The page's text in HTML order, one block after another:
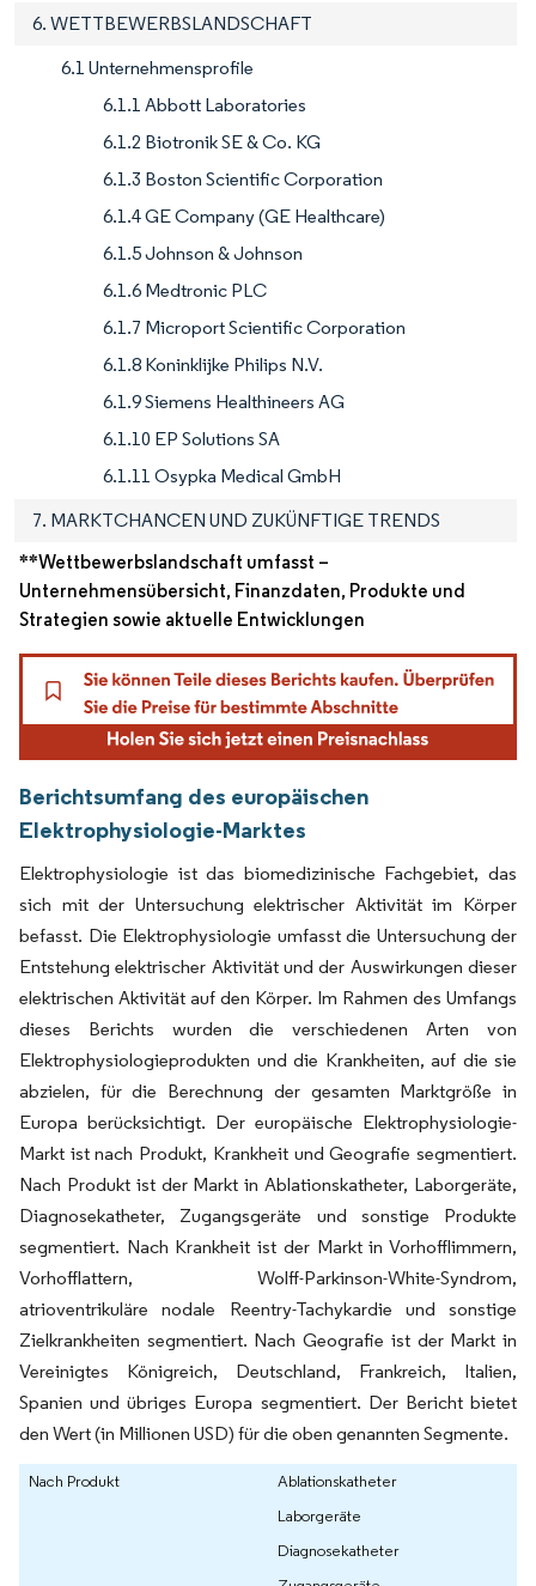
6. WETTBEWERBSLANDSCHAFT
6.1 Unternehmensprofile
6.1.1 Abbott Laboratories
6.1.2 Biotronik SE & Co. KG
6.1.3 Boston Scientific Corporation
6.1.4 GE Company (GE Healthcare)
6.1.5 Johnson & Johnson
6.1.6 Medtronic PLC
6.1.7 Microport Scientific Corporation
6.1.8 Koninklijke Philips N.V.
6.1.9 Siemens Healthineers AG
6.1.10 EP Solutions SA
6.1.11 Osypka Medical GmbH
7. MARKTCHANCEN UND ZUKÜNFTIGE TRENDS
**Wettbewerbslandschaft umfasst –
Unternehmensübersicht, Finanzdaten, Produkte und
Strategien sowie aktuelle Entwicklungen
Berichtsumfang des europäischen
Elektrophysiologie-Marktes
Elektrophysiologie ist das biomedizinische Fachgebiet, das
sich mit der Untersuchung elektrischer Aktivität im Körper
befasst. Die Elektrophysiologie umfasst die Untersuchung der
Entstehung elektrischer Aktivität und der Auswirkungen dieser
elektrischen Aktivität auf den Körper. Im Rahmen des Umfangs
dieses Berichts wurden die verschiedenen Arten von
Elektrophysiologieprodukten und die Krankheiten, auf die sie
abzielen, für die Berechnung der gesamten Marktgröße in
Europa berücksichtigt. Der europäische Elektrophysiologie-
Markt ist nach Produkt, Krankheit und Geografie segmentiert.
Nach Produkt ist der Markt in Ablationskatheter, Laborgeräte,
Diagnosekatheter, Zugangsgeräte und sonstige Produkte
segmentiert. Nach Krankheit ist der Markt in Vorhofflimmern,
Vorhofflattern, Wolff-Parkinson-White-Syndrom,
atrioventrikuläre nodale Reentry-Tachykardie und sonstige
Zielkrankheiten segmentiert. Nach Geografie ist der Markt in
Vereinigtes Königreich, Deutschland, Frankreich, Italien,
Spanien und übriges Europa segmentiert. Der Bericht bietet
den Wert (in Millionen USD) für die oben genannten Segmente.
Nach Produkt
Ablationskatheter
Laborgeräte
Diagnosekatheter